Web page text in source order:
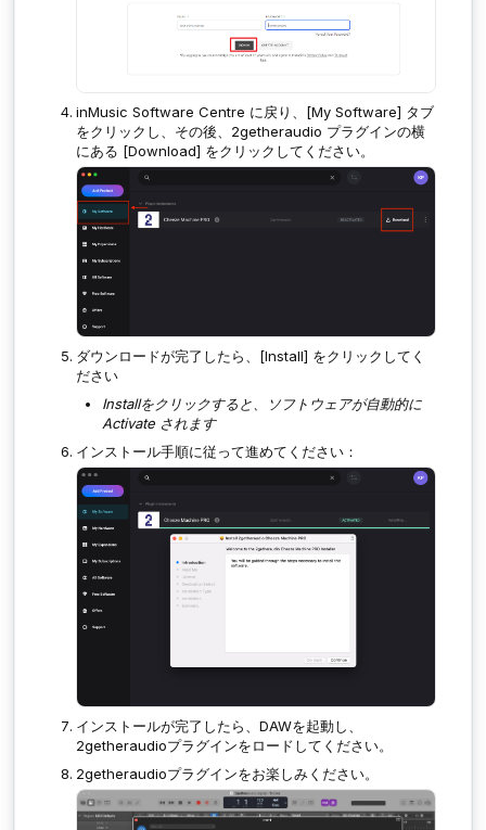
inMusic Software Centre に戻り、[My Software] タブ
をクリックし、その後、2getheraudio プラグインの横
にある [Download] をクリックしてください。
ダウンロードが完了したら、[Install] をクリックしてく
ださい
Installをクリックすると、ソフトウェアが自動的に
Activate されます
インストール手順に従って進めてください：
インストールが完了したら、DAWを起動し、
2getheraudioプラグインをロードしてください。
2getheraudioプラグインをお楽しみください。